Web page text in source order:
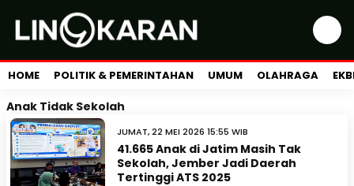
HOME POLITIK & PEMERINTAHAN UMUM OLAHRAGA
Anak Tidak Sekolah
JUMAT, 22 MEI 2026 15:55 WIB
41.665 Anak di Jatim Masih Tak
Sekolah, Jember Jadi Daerah
Tertinggi ATS 2025